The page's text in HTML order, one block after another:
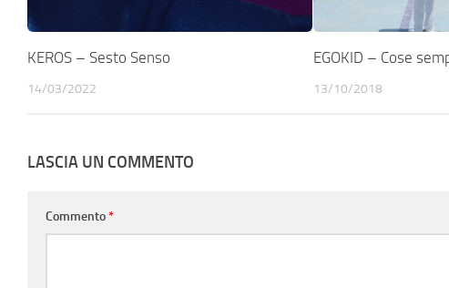
KEROS – Sesto Senso
14/03/2022
EGOKID – Cose
13/10/2018
LASCIA UN COMMENTO
Commento*